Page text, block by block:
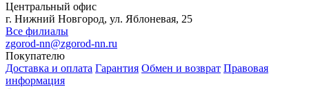
Центральный офис
г. Нижний Новгород, ул. Яблоневая, 25
Все филиалы
zgorod-nn@zgorod-nn.ru
Покупателю
Доставка и оплата Гарантия Обмен и возврат Правовая
информация